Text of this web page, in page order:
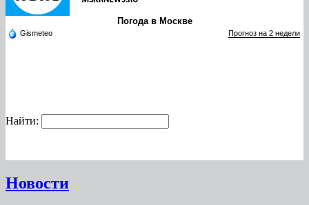
Погода в Москве
Gismeteo Прогноз на 2 недели
Найти:
Новости